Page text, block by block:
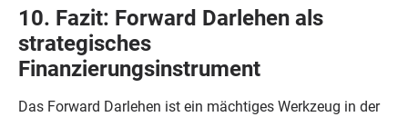
10. Fazit: Forward Darlehen als
strategisches
Finanzierungsinstrument
Das Forward Darlehen ist ein mächtiges Werkzeug in der